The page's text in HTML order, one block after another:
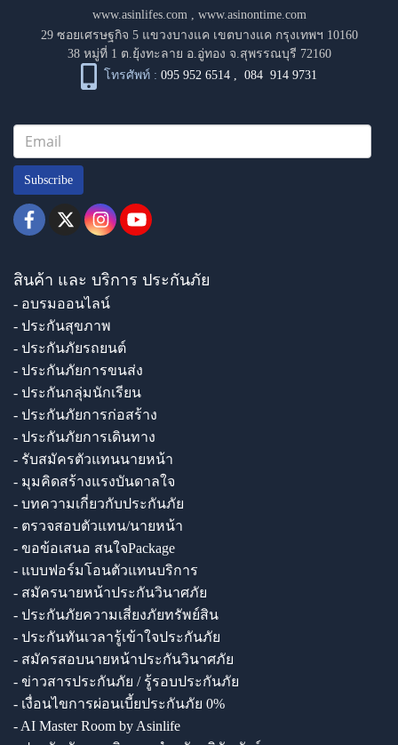
www.asinlifes.com, www.asinontime.com
29 ซอยเศรษฐกิจ 5 แขวงบางแค เขตบางแค กรุงเทพฯ 10160
38 หมู่ที่ 1 ต.ยุ้งทะลาย อ.อู่ทอง จ.สุพรรณบุรี 72160
โทรศัพท์ : 095 952 6514 ,084 914 9731
Subscribe
สินค้า และ บริการ ประกันภัย
- อบรมออนไลน์
- ประกันสุขภาพ
- ประกันภัยรถยนต์
- ประกันภัยการขนส่ง
- ประกันกลุ่มนักเรียน
- ประกันภัยการก่อสร้าง
- ประกันภัยการเดินทาง
- รับสมัครตัวแทนนายหน้า
- มุมคิดสร้างแรงบันดาลใจ
- บทความเกี่ยวกับประกันภัย
- ตรวจสอบตัวแทน/นายหน้า
- ขอข้อเสนอ สนใจPackage
- แบบฟอร์มโอนตัวแทนบริการ
- สมัครนายหน้าประกันวินาศภัย
- ประกันภัยความเสี่ยงภัยทรัพย์สิน
- ประกันทันเวลารู้เข้าใจประกันภัย
- สมัครสอบนายหน้าประกันวินาศภัย
- ข่าวสารประกันภัย / รู้รอบประกันภัย
- เงื่อนไขการผ่อนเบี้ยประกันภัย 0%
- AI Master Room by Asinlife